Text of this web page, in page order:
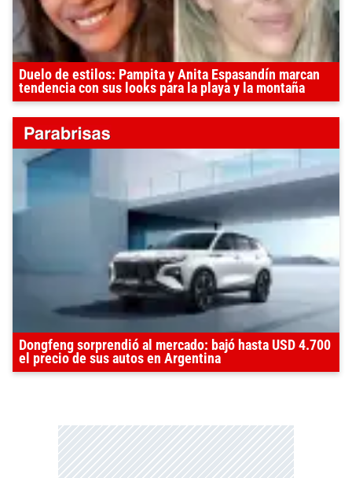
Duelo de estilos: Pampita y Anita Espasandín marcan
tendencia con sus looks para la playa y la montaña
Dongfeng sorprendió al mercado: bajó hasta USD 4.700
el precio de sus autos en Argentina